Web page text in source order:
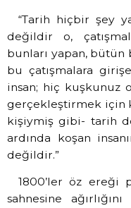
“Tarih hiçbir şey
değildir o,
bunları yapan,
bu çatışmalara
insan; hiç kuşkunuz
gerçekleştirmek için
kişiymiş gibi- tarih
ardında koşan
değildir.”
1800’ler öz ereği
sahnesine